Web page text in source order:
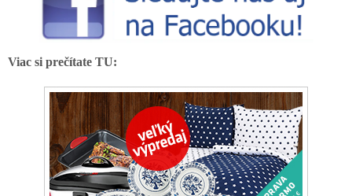
Viac si prečítate TU: